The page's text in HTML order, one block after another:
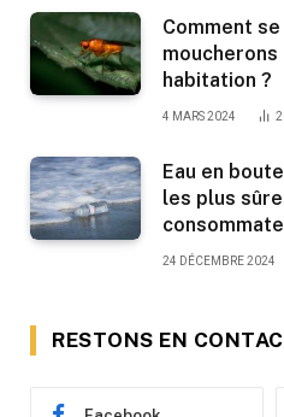
Comment
moucherons
habitation ?
4 MARS 2024
Eau en
les plus
24 DÉCEMBRE 2024
RESTONS EN